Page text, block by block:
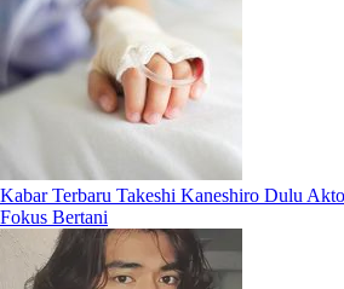
Kabar Terbaru Takeshi Kaneshiro Dulu
Fokus Bertani